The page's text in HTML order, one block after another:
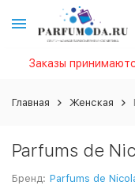
Заказы
Главная Женская
Parfums de
Бренд: Parfums de